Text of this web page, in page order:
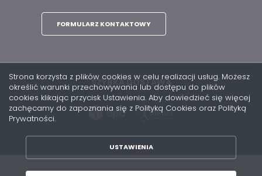
FORMULARZ KONTAKTOWY
SZYBKA DOSTAWA
Strona korzysta z plików cookies w celu realizacji usług. Możesz
określić warunki przechowywania lub dostępu do plików
cookies klikając przycisk Ustawienia. Aby dowiedzieć się więcej
zachęcamy do zapoznania się z Polityką Cookies oraz Polityką
Prywatności.
USTAWIENIA
ZAPISZ WYBRANE